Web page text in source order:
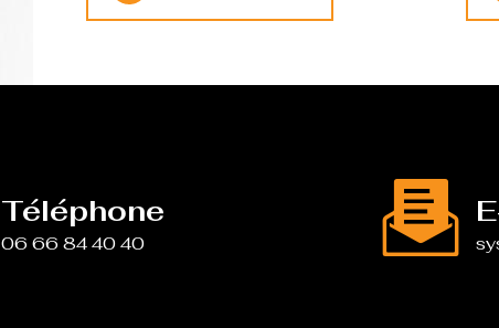
Téléphone
06 66 84 40 40